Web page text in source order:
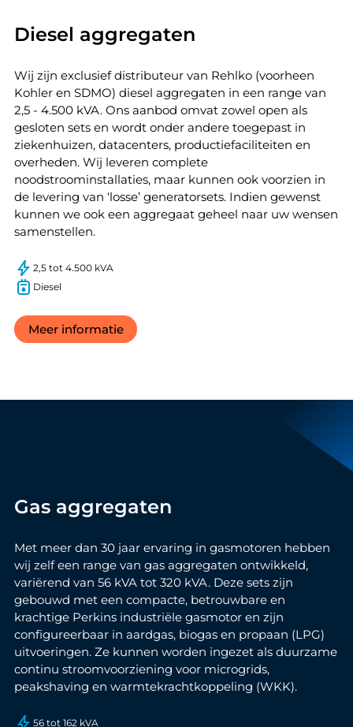
Diesel aggregaten
Wij zijn exclusief distributeur van Rehlko (voorheen
Kohler en SDMO) diesel aggregaten in een range van
2,5 - 4.500 kVA. Ons aanbod omvat zowel open als
gesloten sets en wordt onder andere toegepast in
ziekenhuizen, datacenters, productiefaciliteiten en
overheden. Wij leveren complete
noodstroominstallaties, maar kunnen ook voorzien in
de levering van ‘losse’ generatorsets. Indien gewenst
kunnen we ook een aggregaat geheel naar uw wensen
samenstellen.
2,5 tot 4.500 kVA
Diesel
Meer informatie
Gas aggregaten
Met meer dan 30 jaar ervaring in gasmotoren hebben
wij zelf een range van gas aggregaten ontwikkeld,
variërend van 56 kVA tot 320 kVA. Deze sets zijn
gebouwd met een compacte, betrouwbare en
krachtige Perkins industriële gasmotor en zijn
configureerbaar in aardgas, biogas en propaan (LPG)
uitvoeringen. Ze kunnen worden ingezet als duurzame
continu stroomvoorziening voor microgrids,
peakshaving en warmtekrachtkoppeling (WKK).
56 tot 162 kVA